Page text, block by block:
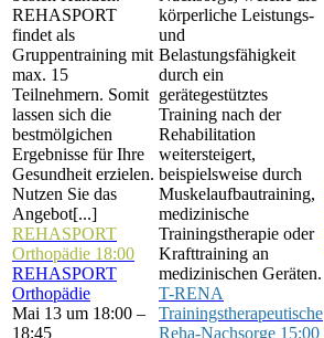
REHASPORT
findet als
Gruppentraining mit
max. 15
Teilnehmern. Somit
lassen sich die
bestmölgichen
Ergebnisse für Ihre
Gesundheit erzielen.
Nutzen Sie das
Angebot[...]
REHASPORT
Orthopädie 18:00
REHASPORT
Orthopädie
Mai 13 um 18:00 –
18:45
körperliche Leistungs-
und
Belastungsfähigkeit
durch ein
gerätegestütztes
Training nach der
Rehabilitation
weitersteigert,
beispielsweise durch
Muskelaufbautraining,
medizinische
Trainingstherapie oder
Krafttraining an
medizinischen Geräten.
T-RENA
Trainingstherapeutische
Reha-Nachsorge 15:00